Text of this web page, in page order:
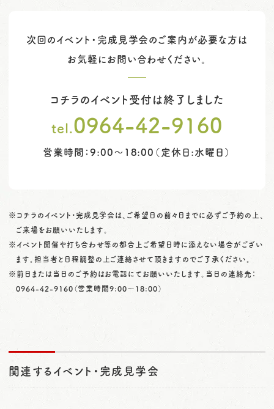
次回のイベント・完成見学会のご案内が必要な方は
お気軽にお問い合わせください。
コチラのイベント受付は終了しました
tel.0964-42-9160
営業時間：9:00～18:00（定休日:水曜日）
※コチラのイベント・完成見学会は、ご希望日の前々日までに必ずご予約の上、
ご来場をお願いいたします。
※イベント開催や打ち合わせ等の都合上ご希望日時に添えない場合がござい
ます。担当者と日程調整の上ご連絡させて頂きますのでご了承ください。
※前日または当日のご予約はお電話にてお願いいたします。当日の連絡先：
0964-42-9160（営業時間9:00〜18:00）
関連するイベント・完成見学会